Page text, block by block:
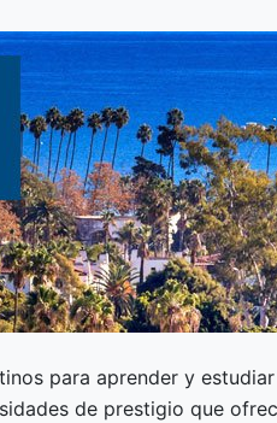
para aprender y
de prestigio que